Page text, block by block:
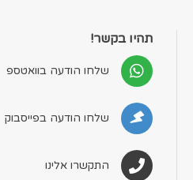
תהיו בקשר!
שלחו הודעה בוואטספ
שלחו הודעה בפייסבוק
התקשרו אלינו